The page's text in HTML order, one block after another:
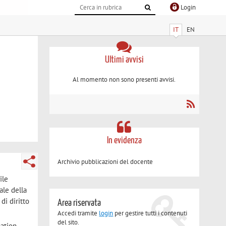
Login
IT EN
della
di diritto
Ultimi avvisi
Al momento non sono presenti avvisi.
In evidenza
Archivio pubblicazioni del docente
Area riservata
Accedi tramite login per gestire tutti i contenuti
del sito.